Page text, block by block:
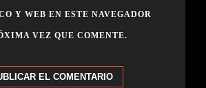
Y WEB EN ESTE NAVEGADOR
VEZ QUE COMENTE.